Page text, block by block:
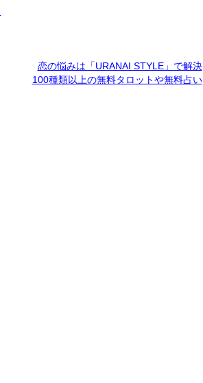
恋の悩みは「URANAI STYLE」で解決
100種類以上の無料タロットや無料占い